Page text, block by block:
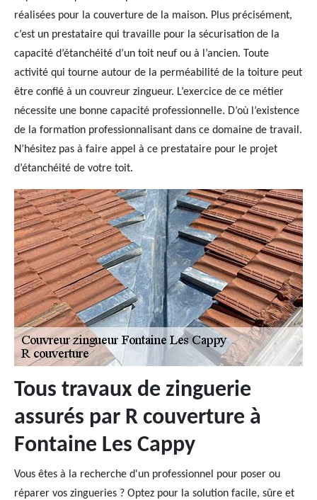
réalisées pour la couverture de la maison. Plus précisément,
c’est un prestataire qui travaille pour la sécurisation de la
capacité d’étanchéité d’un toit neuf ou à l’ancien. Toute
activité qui tourne autour de la perméabilité de la toiture peut
être confié à un couvreur zingueur. L’exercice de ce métier
nécessite une bonne capacité professionnelle. D’où l’existence
de la formation professionnalisant dans ce domaine de travail.
N’hésitez pas à faire appel à ce prestataire pour le projet
d’étanchéité de votre toit.
Tous travaux de zinguerie
assurés par R couverture à
Fontaine Les Cappy
Vous êtes à la recherche d'un professionnel pour poser ou
réparer vos zingueries ? Optez pour la solution facile, sûre et